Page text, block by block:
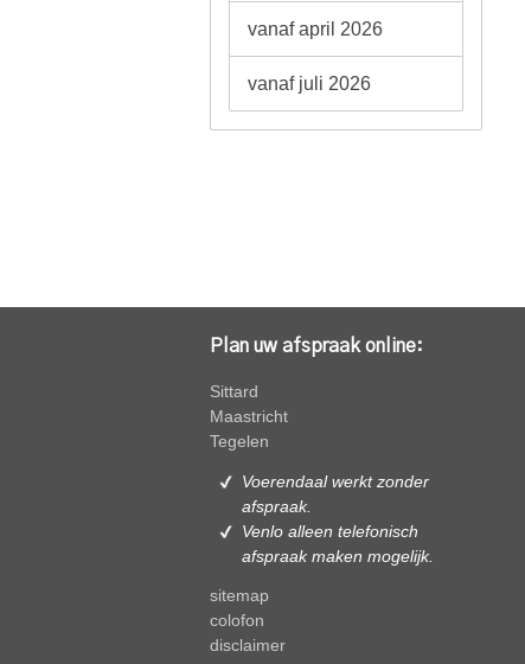
vanaf april 2026
vanaf juli 2026
Plan uw afspraak online:
Sittard
Maastricht
Tegelen
Voerendaal werkt zonder
afspraak.
Venlo alleentelefonisch
afspraak maken mogelijk.
sitemap
colofon
disclaimer